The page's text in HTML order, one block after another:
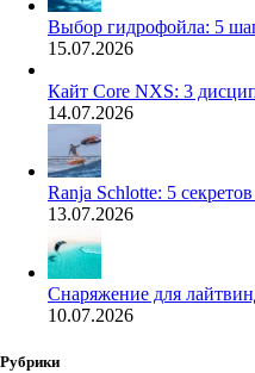
Выбор гидрофойла: 5
15.07.2026
Кайт Core NXS: 3
14.07.2026
Ranja Schlotte: 5
13.07.2026
Снаряжение для
10.07.2026
Рубрики